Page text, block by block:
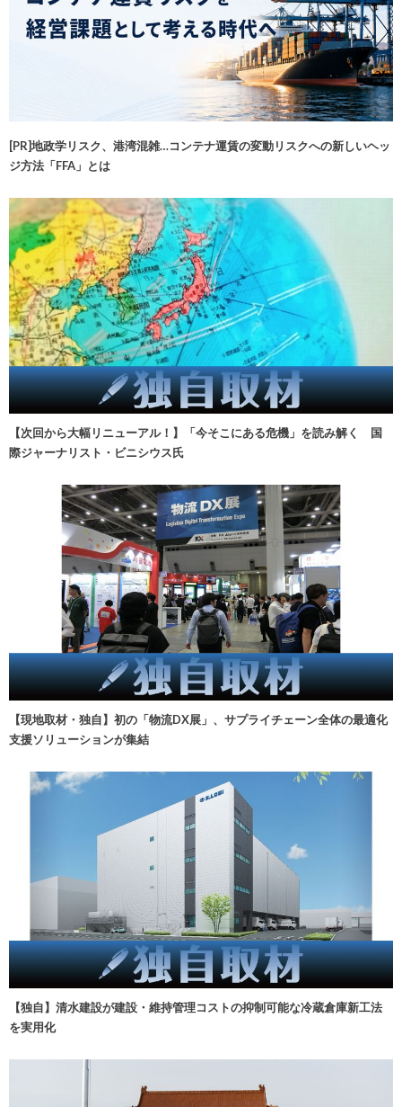
[PR]地政学リスク、港湾混雑…コンテナ運賃の変動リスクへの新しいヘッ
ジ方法「FFA」とは
【次回から大幅リニューアル！】「今そこにある危機」を読み解く 国
際ジャーナリスト・ビニシウス氏
【現地取材・独自】初の「物流DX展」、サプライチェーン全体の最適化
支援ソリューションが集結
【独自】清水建設が建設・維持管理コストの抑制可能な冷蔵倉庫新工法
を実用化